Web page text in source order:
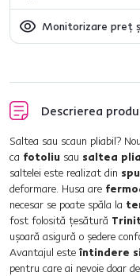
Monitorizare preț
Descrierea
Saltea sau scaun pliabil?
ca fotoliu sau saltea
saltelei este realizat din
deformare. Husa are
necesar se poate spăla la
fost folosită ţesătură
uşoară asigură o şedere
Avantajul este întindere
pentru care ai nevoie doar